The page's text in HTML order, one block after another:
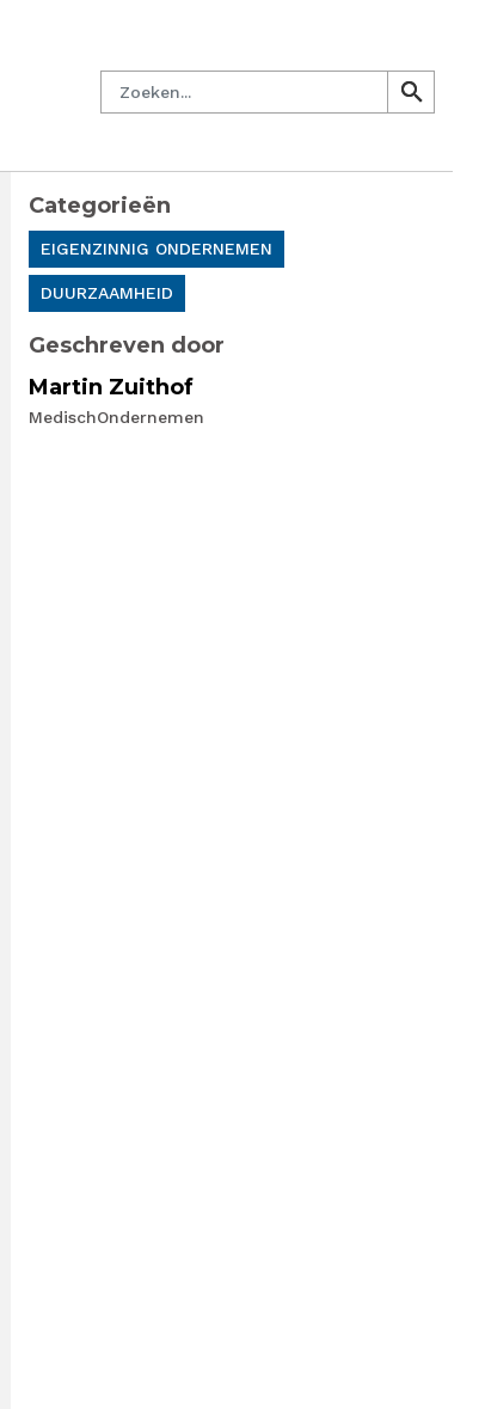
Zoeken
search
search
Categorieën
EIGENZINNIG ONDERNEMEN
DUURZAAMHEID
Geschreven door
Martin Zuithof
MedischOndernemen